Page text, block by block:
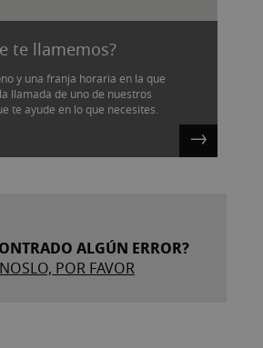
te llamemos?
y una franja horaria en la que
llamada de uno de nuestros
te ayude en lo que necesites.
ALGÚN ERROR?
POR FAVOR